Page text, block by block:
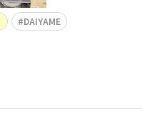
DAIYAME